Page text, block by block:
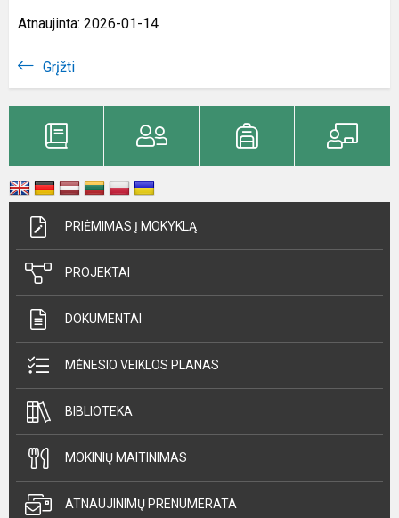
Atnaujinta: 2026-01-14
Grįžti
PRIĖMIMAS Į MOKYKLĄ
PROJEKTAI
DOKUMENTAI
MĖNESIO VEIKLOS PLANAS
BIBLIOTEKA
MOKINIŲ MAITINIMAS
ATNAUJINIMŲ PRENUMERATA